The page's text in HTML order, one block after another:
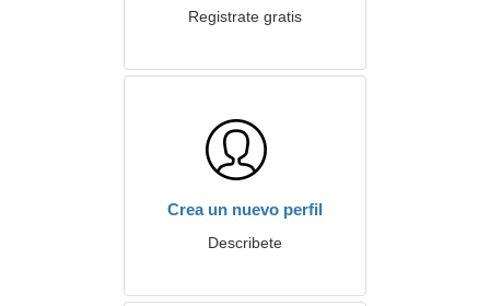
Registrate gratis
Crea un nuevo perfil
Describete